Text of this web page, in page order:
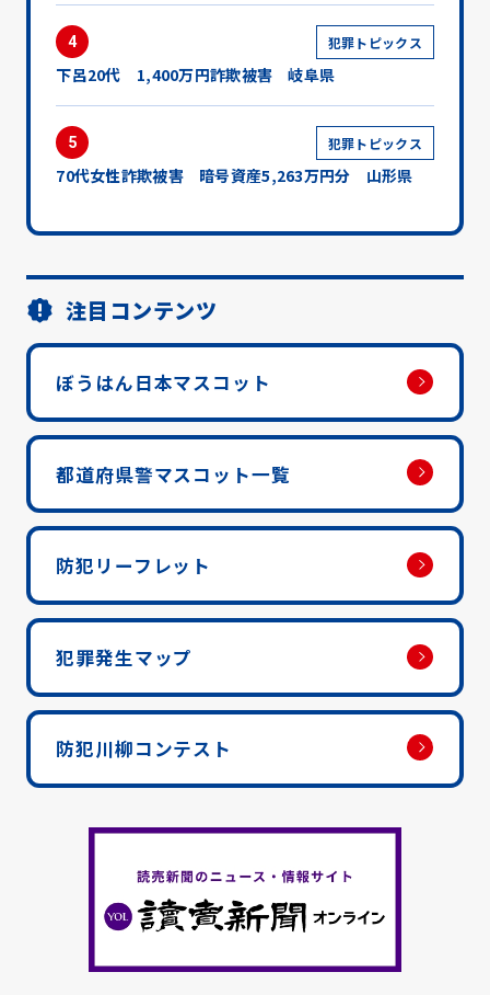
4 犯罪トピックス
下呂20代 1,400万円詐欺被害 岐阜県
5 犯罪トピックス
70代女性詐欺被害 暗号資産5,263万円分 山形県
注目コンテンツ
ぼうはん日本マスコット
都道府県警マスコット一覧
防犯リーフレット
犯罪発生マップ
防犯川柳コンテスト